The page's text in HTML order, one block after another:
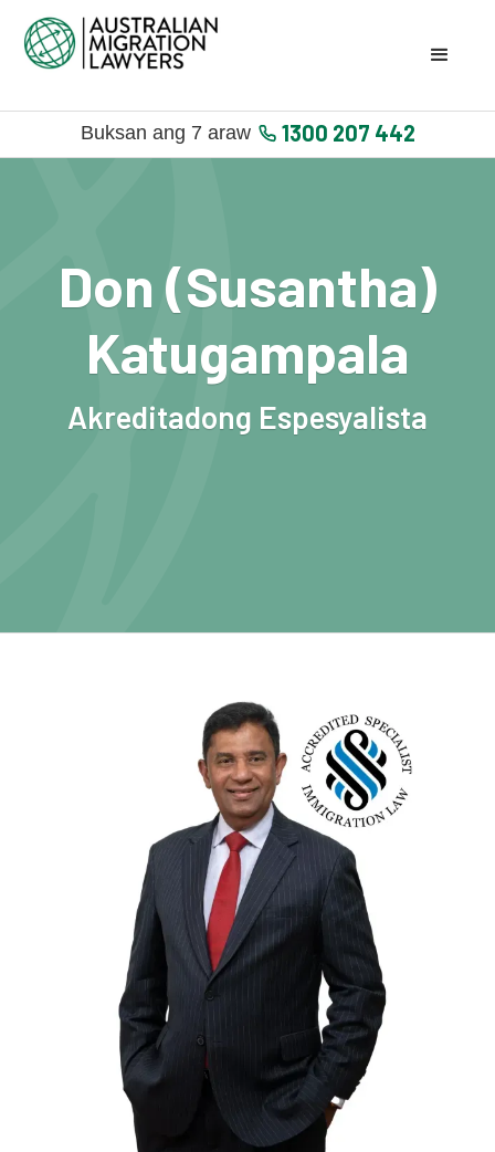
Buksan ang 7 araw 1300 207 442
Don (Susantha)
Katugampala
Akreditadong Espesyalista